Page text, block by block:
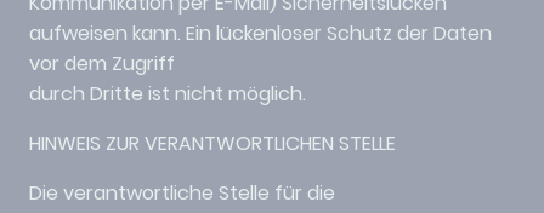
aufweisen kann. Ein lückenloser Schutz der Daten
vor dem Zugriff
durch Dritte ist nicht möglich.
HINWEIS ZUR VERANTWORTLICHEN STELLE
Die verantwortliche Stelle für die